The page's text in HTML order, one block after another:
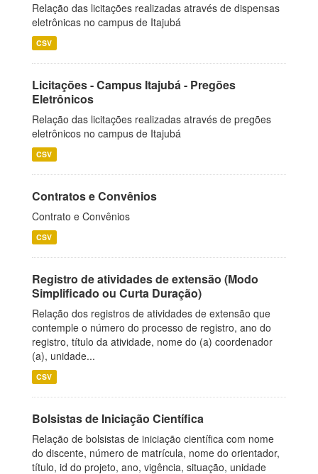
Relação das licitações realizadas através de dispensas
eletrônicas no campus de Itajubá
CSV
Licitações - Campus Itajubá - Pregões
Eletrônicos
Relação das licitações realizadas através de pregões
eletrônicos no campus de Itajubá
CSV
Contratos e Convênios
Contrato e Convênios
CSV
Registro de atividades de extensão (Modo
Simplificado ou Curta Duração)
Relação dos registros de atividades de extensão que
contemple o número do processo de registro, ano do
registro, título da atividade, nome do (a) coordenador
(a), unidade...
CSV
Bolsistas de Iniciação Científica
Relação de bolsistas de iniciação científica com nome
do discente, número de matrícula, nome do orientador,
título, id do projeto, ano, vigência, situação, unidade